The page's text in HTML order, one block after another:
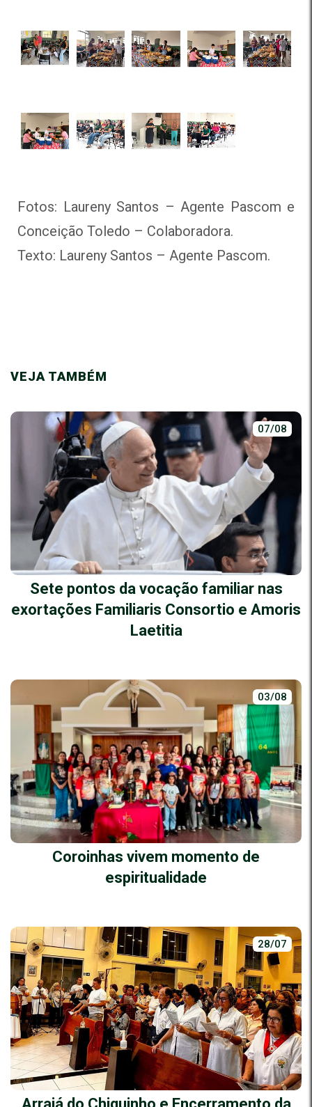
Fotos: Laureny Santos – Agente Pascom e
Conceição Toledo – Colaboradora.
Texto: Laureny Santos – Agente Pascom.
VEJA TAMBÉM
07/08
Sete pontos da vocação familiar nas
exortações Familiaris Consortio e Amoris
Laetitia
03/08
Coroinhas vivem momento de
espiritualidade
28/07